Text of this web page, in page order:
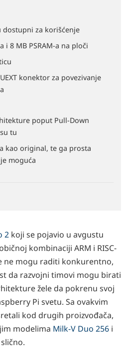
dostupni za korišćenje
i 8 MB PSRAM-a na ploči
konektor za povezivanje
poput Pull-Down
tu
kao original, te ga prosta
moguća
2 koji se pojavio u avgustu
kombinaciji ARM i RISC-
ne mogu raditi konkurentno,
da razvojni timovi mogu birati
žele da pokrenu svoj
Pi svetu. Sa ovakvim
kod drugih proizvođača,
modelima Milk-V Duo 256 i